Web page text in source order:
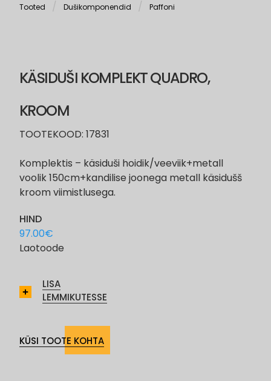
Tooted Dušikomponendid Paffoni
KÄSIDUŠI KOMPLEKT QUADRO,
KROOM
TOOTEKOOD: 17831
Komplektis – käsiduši hoidik/veeviik+metall
voolik 150cm+kandilise joonega metall käsidušš
kroom viimistlusega.
HIND
97.00€
Laotoode
LISA
LEMMIKUTESSE
KÜSI TOOTE KOHTA